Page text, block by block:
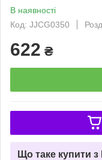
В наявності
Код: JJCG0350
622 ₴
Що таке купити